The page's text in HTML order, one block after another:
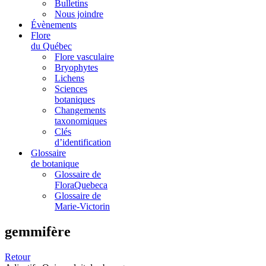
Bulletins
Nous joindre
Évènements
Flore
du Québec
Flore vasculaire
Bryophytes
Lichens
Sciences
botaniques
Changements
taxonomiques
Clés
d’identification
Glossaire
de botanique
Glossaire de
FloraQuebeca
Glossaire de
Marie-Victorin
gemmifère
Retour